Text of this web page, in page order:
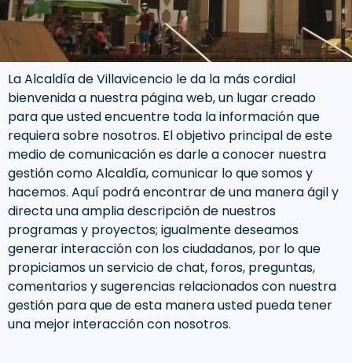
La Alcaldía de Villavicencio le da la más cordial
bienvenida a nuestra página web, un lugar creado
para que usted encuentre toda la información que
requiera sobre nosotros. El objetivo principal de este
medio de comunicación es darle a conocer nuestra
gestión​ como Alcaldía, comunicar lo que somos y
hacemos. Aquí podrá encontrar de una manera ágil y
directa una amplia descripción de nuestros
programas y proyectos; igualmente deseamos
generar interacción con los ciudadanos, por lo que
propiciamos un servicio de chat, foros, preguntas,
comentarios y sugerencias relacionados con nuestra
gestión para que de esta manera usted pueda tener
una mejor interacción con nosotros.